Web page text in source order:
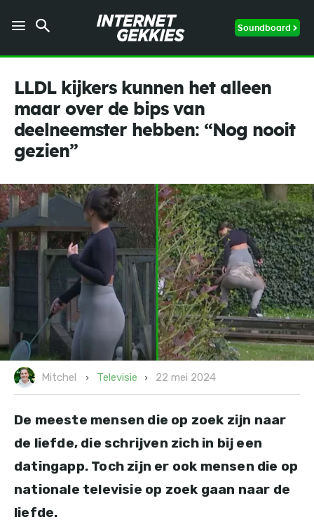
Soundboard
LLDL kijkers kunnen het alleen
maar over de bips van
deelneemster hebben: “Nog nooit
gezien”
Mitchel Televisie 22 mei 2024
De meeste mensen die op zoek zijn naar
de liefde, die schrijven zich in bij een
datingapp. Toch zijn er ook mensen die op
nationale televisie op zoek gaan naar de
liefde.